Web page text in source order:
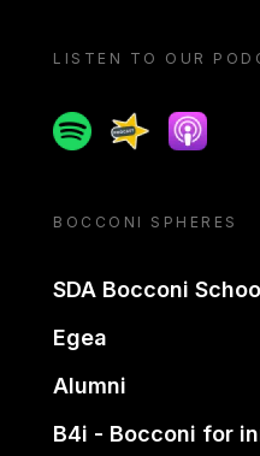
LISTEN TO OUR
SpotifySpreaker
Apple
BOCCONI SPHERES
SDA Bocconi
Egea
Alumni
B4i - Bocconi for